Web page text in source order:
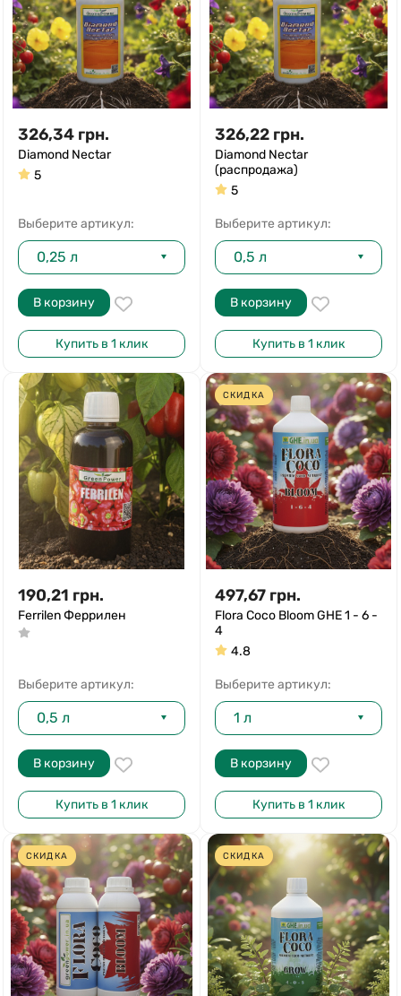
326,34 грн.
Diamond Nectar
5
Выберите артикул:
0,25 л
В корзину
Купить в 1 клик
326,22 грн.
Diamond Nectar
(распродажа)
5
Выберите артикул:
0,5 л
В корзину
Купить в 1 клик
190,21 грн.
Ferrilen Феррилен
Выберите артикул:
0,5 л
В корзину
Купить в 1 клик
СКИДКА
497,67 грн.
Flora Coco Bloom GHE 1 - 6 -
4
4.8
Выберите артикул:
1 л
В корзину
Купить в 1 клик
СКИДКА СКИДКА